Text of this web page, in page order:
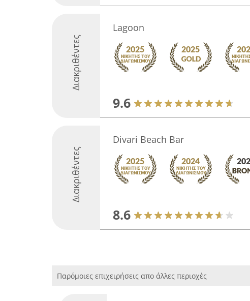
Διακριθέντες
Lagoon
9.6
Διακριθέντες
Divari Beach Bar
8.6
Παρόμοιες επιχειρήσεις απο άλλες περιοχές